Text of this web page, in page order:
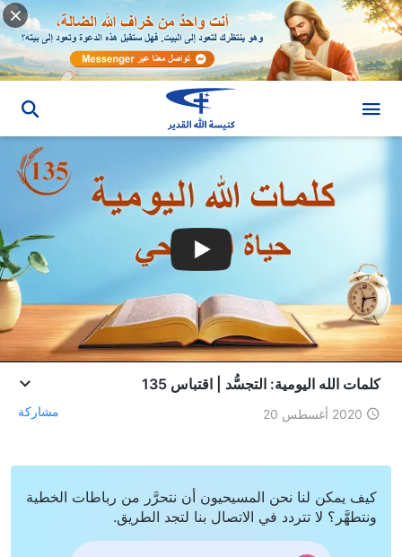
كلمات الله اليومية: التجسُّد | اقتباس 135
2020 أغسطس 20 مشاركة
كيف يمكن لنا نحن المسيحيون أن نتحرَّر من رباطات الخطية
ونتطهَّر؟ لا تتردد في الاتصال بنا لتجد الطريق.